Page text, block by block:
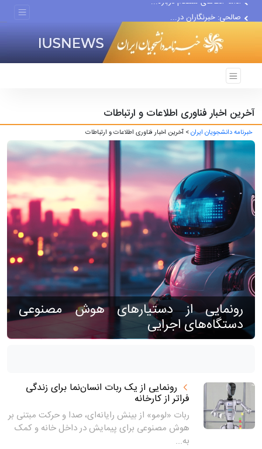
صالحی: خبرنگاران در...
آخرین اخبار فناوری اطلاعات و ارتباطات
خبرنامه دانشجویان ایران> آخرین اخبار فناوری اطلاعات و ارتباطات
رونمایی از دستیار‌های هوش مصنوعی
دستگاه‌های اجرایی
رونمایی از یک ربات انسان‌نما برای زندگی
فراتر از کارخانه
ربات «لومو» از بینش رایانه‌ای، صدا و حرکت مبتنی بر
هوش مصنوعی برای پیمایش در داخل خانه و کمک
به...